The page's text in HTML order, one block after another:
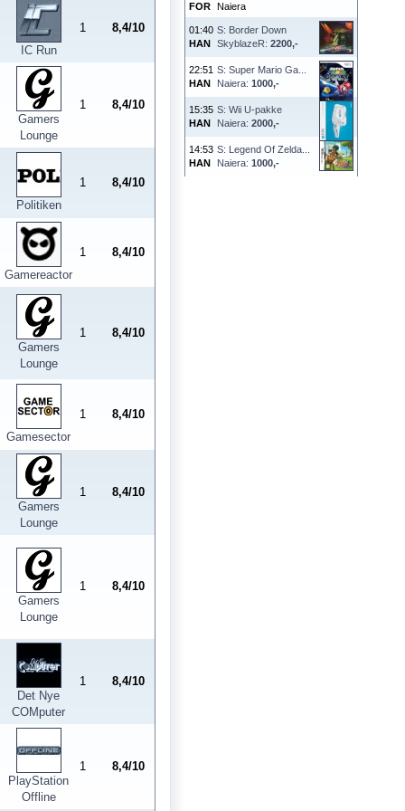
FOR Naiera
01:40
HAN
S: Border Down
SkyblazeR: 2200,-
22:51
HAN
S: Super Mario Ga...
Naiera: 1000,-
15:35
HAN
S: Wii U-pakke
Naiera: 2000,-
14:53
HAN
S: Legend Of Zelda...
Naiera: 1000,-
IC Run
1 8,4/10
Gamers
Lounge
1 8,4/10
Politiken
1 8,4/10
Gamereactor
1 8,4/10
Gamers
Lounge
1 8,4/10
Gamesector
1 8,4/10
Gamers
Lounge
1 8,4/10
Gamers
Lounge
1 8,4/10
Det Nye
COMputer
1 8,4/10
PlayStation
Offline
1 8,4/10